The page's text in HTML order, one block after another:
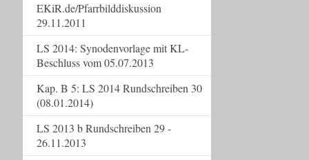
EKiR.de/Pfarrbilddiskussion
29.11.2011
LS 2014: Synodenvorlage mit KL-
Beschluss vom 05.07.2013
Kap. B 5: LS 2014 Rundschreiben 30
(08.01.2014)
LS 2013 b Rundschreiben 29 -
26.11.2013